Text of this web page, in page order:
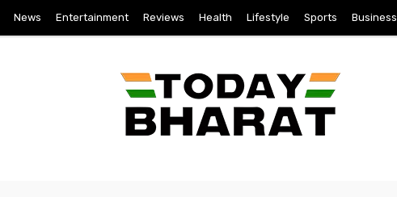
News Entertainment Reviews Health Lifestyle Sports Business